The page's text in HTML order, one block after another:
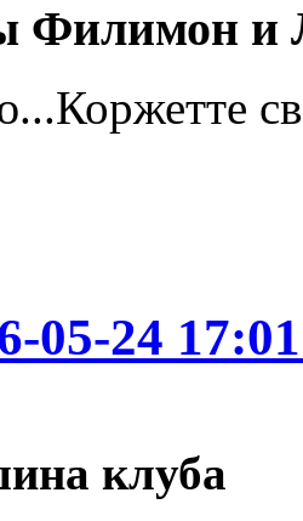
Филимон и
05-24
клуба